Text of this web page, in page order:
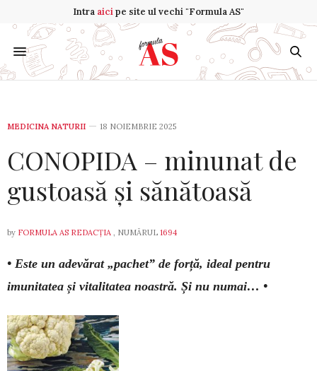
Intra aicipe site ul vechi "Formula AS"
MEDICINA NATURII 18 NOIEMBRIE 2025
CONOPIDA – minunat de
gustoasă și sănătoasă
by FORMULA AS REDACȚIA , NUMĂRUL 1694
• Este un adevărat „pachet” de forță, ideal pentru
imunitatea și vi­talitatea noastră. Și nu numai… •